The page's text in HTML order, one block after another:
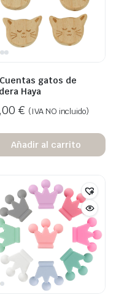
gatos de
Haya
€ (IVA NO incluido)
Añadir al carrito